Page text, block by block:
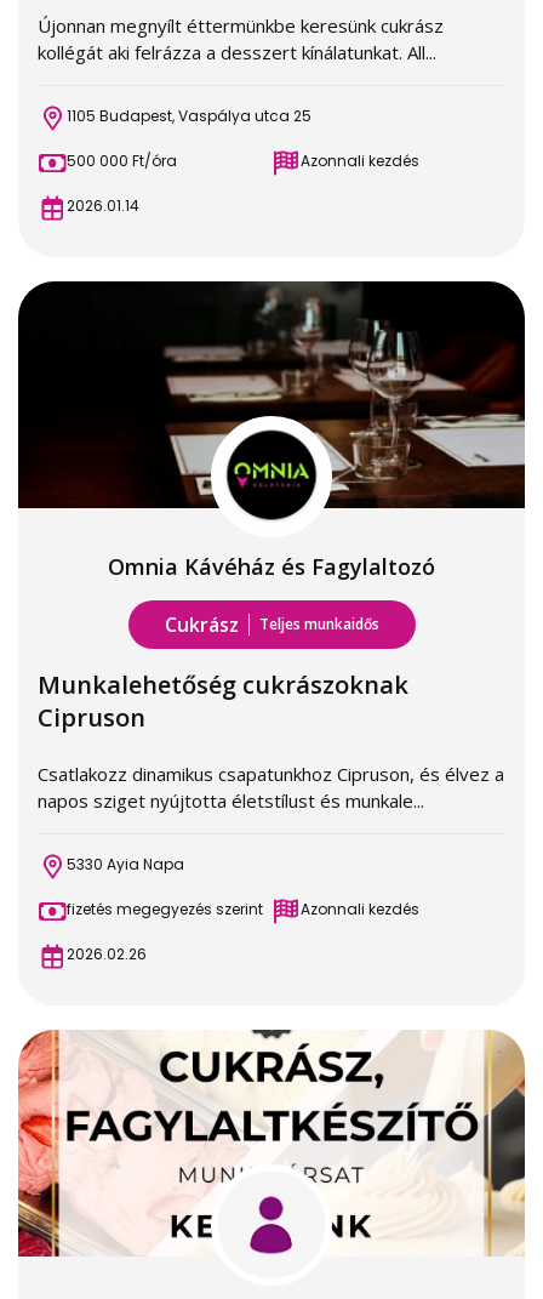
Újonnan megnyílt éttermünkbe keresünk cukrász
kollégát aki felrázza a desszert kínálatunkat. All...
1105 Budapest, Vaspálya utca 25
500 000 Ft/óra Azonnali kezdés
2026.01.14
Omnia Kávéház és Fagylaltozó
Cukrász Teljes munkaidős
Munkalehetőség cukrászoknak
Cipruson
Csatlakozz dinamikus csapatunkhoz Cipruson, és élvez a
napos sziget nyújtotta életstílust és munkale...
5330 Ayia Napa
fizetés megegyezés szerint Azonnali kezdés
2026.02.26